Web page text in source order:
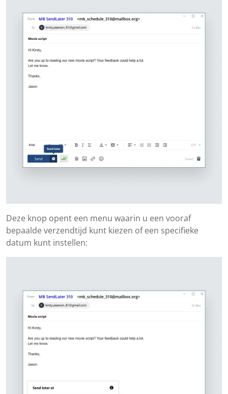
Deze knop opent een menu waarin u een vooraf
bepaalde verzendtijd kunt kiezen of een specifieke
datum kunt instellen: